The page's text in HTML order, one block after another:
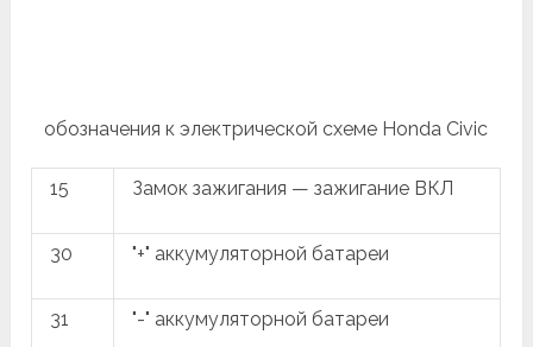
обозначения к электрической схеме Honda Civic
15 Замок зажигания — зажигание ВКЛ
30 "+" аккумуляторной батареи
31 "-" аккумуляторной батареи